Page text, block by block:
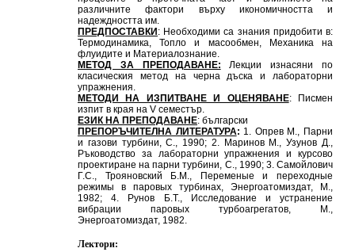
различните фактори върху икономичността и
надеждността им.
ПРЕДПОСТАВКИ : Необходими са знания придобити в:
Термодинамика, Топло и масообмен, Механика на
флуидите и Материалознание.
МЕТОД ЗА ПРЕПОДАВАНЕ: Лекции изнасяни по
класическия метод на черна дъска и лабораторни
упражнения.
МЕТОДИ НА ИЗПИТВАНЕ И ОЦЕНЯВАНЕ: Писмен
изпит в края на V семестър.
ЕЗИК НА ПРЕПОДАВАНЕ: български
ПРЕПОРЪЧИТЕЛНА ЛИТЕРАТУРА: 1. Опрев М., Парни
и газови турбини, С., 1990; 2. Маринов М., Узунов Д.,
Ръководство за лабораторни упражнения и курсово
проектиране на парни турбини, С., 1990; 3. Самойлович
Г.С., Трояновский Б.М., Переменые и переходные
режимы в паровых турбинах, Энергоатомиздат, М.,
1982; 4. Рунов Б.Т., Исследование и устранение
вибрации паровых турбоагрегатов, М.,
Энергоатомиздат, 1982.
Лектори: